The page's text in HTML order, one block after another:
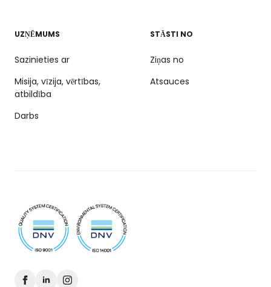
UZŅĒMUMS
Sazinieties ar
Misija, vīzija, vērtības,
atbildība
Darbs
STĀSTI NO
Ziņas no
Atsauces